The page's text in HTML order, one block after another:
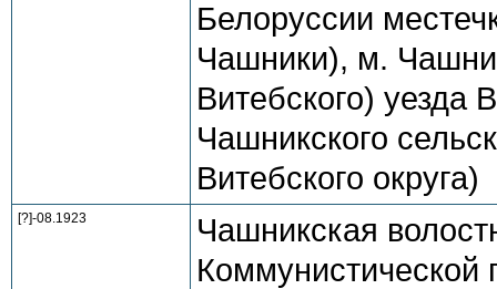
Белоруссии
Чашники), м.
Витебского) уезда
Чашникского
Витебского округа)
[?]-08.1923
Чашникская
Коммунистической